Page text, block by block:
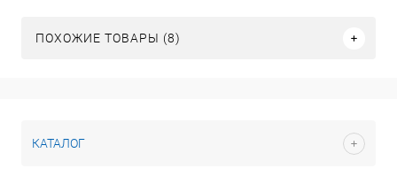
ПОХОЖИЕ ТОВАРЫ (8)
КАТАЛОГ